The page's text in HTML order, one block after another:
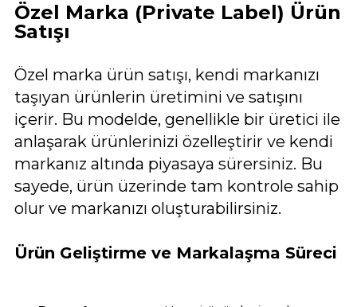
Özel Marka (Private Label) Ürün
Satışı
Özel marka ürün satışı, kendi markanızı
taşıyan ürünlerin üretimini ve satışını
içerir. Bu modelde, genellikle bir üretici ile
anlaşarak ürünlerinizi özelleştirir ve kendi
markanız altında piyasaya sürersiniz. Bu
sayede, ürün üzerinde tam kontrole sahip
olur ve markanızı oluşturabilirsiniz.
Ürün Geliştirme ve Markalaşma Süreci